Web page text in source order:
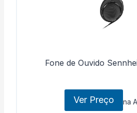
Fone de Ouvido
Ver Preço na